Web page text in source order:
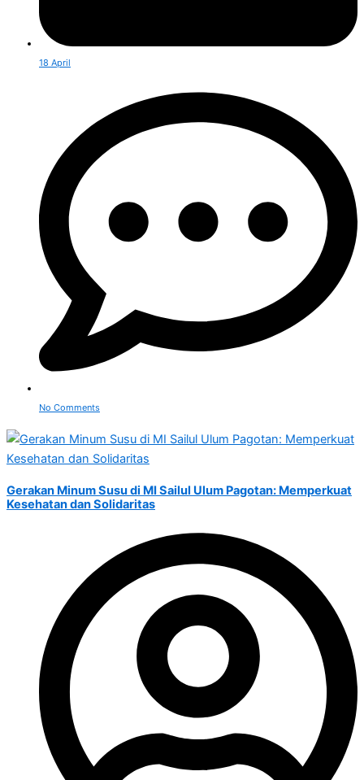
18 April
No Comments
Gerakan Minum Susu di MI Sailul Ulum Pagotan: Memperkuat
Kesehatan dan Solidaritas